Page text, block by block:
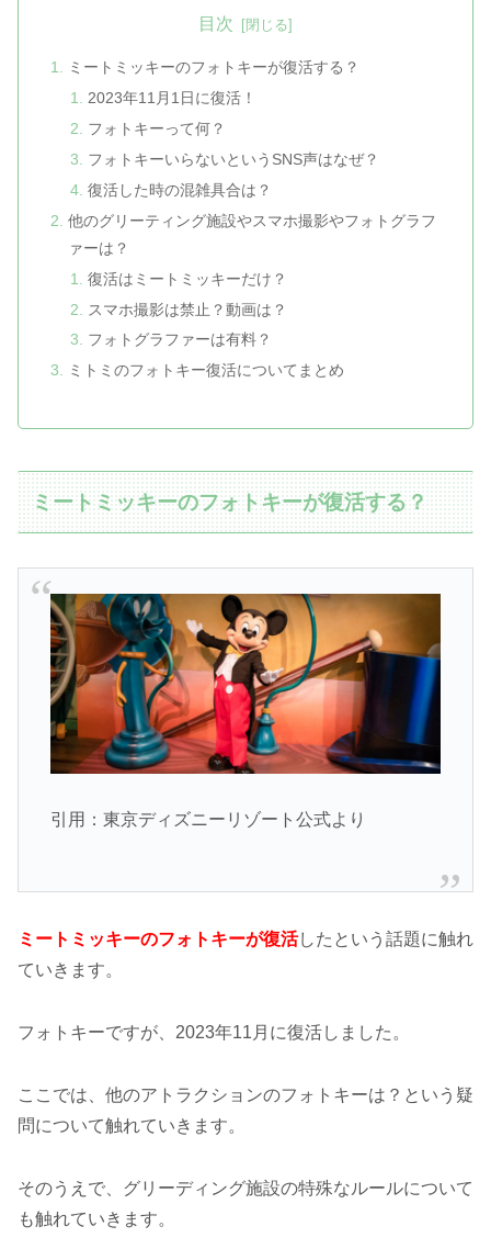
目次
ミートミッキーのフォトキーが復活する？
2023年11月1日に復活！
フォトキーって何？
フォトキーいらないというSNS声はなぜ？
復活した時の混雑具合は？
他のグリーティング施設やスマホ撮影やフォトグラフ
ァーは？
復活はミートミッキーだけ？
スマホ撮影は禁止？動画は？
フォトグラファーは有料？
ミトミのフォトキー復活についてまとめ
ミートミッキーのフォトキーが復活する？
引用：東京ディズニーリゾート公式より
ミートミッキーのフォトキーが復活したという話題に触れ
ていきます。
フォトキーですが、2023年11月に復活しました。
ここでは、他のアトラクションのフォトキーは？という疑
問について触れていきます。
そのうえで、グリーディング施設の特殊なルールについて
も触れていきます。